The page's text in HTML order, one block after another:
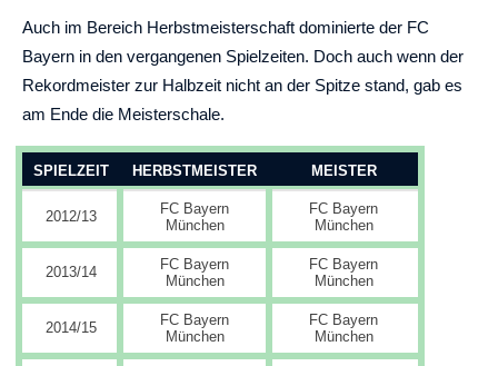
Auch im Bereich Herbstmeisterschaft dominierte der FC
Bayern in den vergangenen Spielzeiten. Doch auch wenn der
Rekordmeister zur Halbzeit nicht an der Spitze stand, gab es
am Ende die Meisterschale.
SPIELZEIT HERBSTMEISTER MEISTER
2012/13
FC Bayern
München
FC Bayern
München
2013/14
FC Bayern
München
FC Bayern
München
2014/15
FC Bayern
München
FC Bayern
München